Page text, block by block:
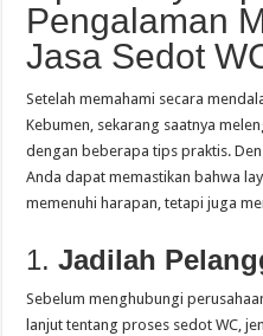
Pengalaman
Jasa Sedot
Setelah memahami secara
Kebumen, sekarang saatnya
dengan beberapa tips praktis.
Anda dapat memastikan bahwa
memenuhi harapan, tetapi juga
1.Jadilah
Sebelum menghubungi
lanjut tentang proses sedot WC,